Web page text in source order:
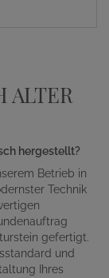
ALTER
hergestellt?
Betrieb in
Technik
gefertigt.
und
Ihres